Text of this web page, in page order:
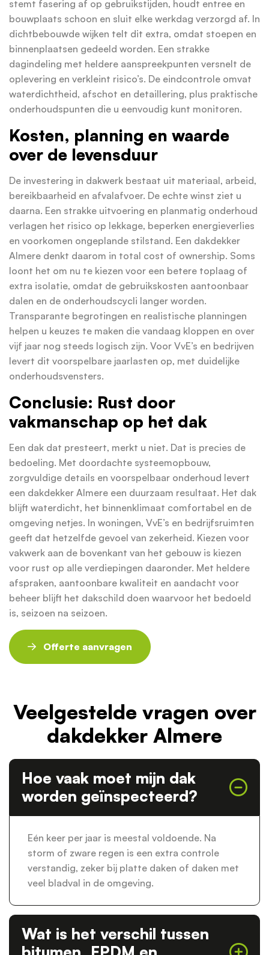
stemt fasering af op gebruikstijden, houdt entree en
bouwplaats schoon en sluit elke werkdag verzorgd af. In
dichtbebouwde wijken telt dit extra, omdat stoepen en
binnenplaatsen gedeeld worden. Een strakke
dagindeling met heldere aanspreekpunten versnelt de
oplevering en verkleint risico’s. De eindcontrole omvat
waterdichtheid, afschot en detaillering, plus praktische
onderhoudspunten die u eenvoudig kunt monitoren.
Kosten, planning en waarde
over de levensduur
De investering in dakwerk bestaat uit materiaal, arbeid,
bereikbaarheid en afvalafvoer. De echte winst ziet u
daarna. Een strakke uitvoering en planmatig onderhoud
verlagen het risico op lekkage, beperken energieverlies
en voorkomen ongeplande stilstand. Een dakdekker
Almere denkt daarom in total cost of ownership. Soms
loont het om nu te kiezen voor een betere toplaag of
extra isolatie, omdat de gebruikskosten aantoonbaar
dalen en de onderhoudscycli langer worden.
Transparante begrotingen en realistische planningen
helpen u keuzes te maken die vandaag kloppen en over
vijf jaar nog steeds logisch zijn. Voor VvE’s en bedrijven
levert dit voorspelbare jaarlasten op, met duidelijke
onderhoudsvensters.
Conclusie: Rust door
vakmanschap op het dak
Een dak dat presteert, merkt u niet. Dat is precies de
bedoeling. Met doordachte systeemopbouw,
zorgvuldige details en voorspelbaar onderhoud levert
een dakdekker Almere een duurzaam resultaat. Het dak
blijft waterdicht, het binnenklimaat comfortabel en de
omgeving netjes. In woningen, VvE’s en bedrijfsruimten
geeft dat hetzelfde gevoel van zekerheid. Kiezen voor
vakwerk aan de bovenkant van het gebouw is kiezen
voor rust op alle verdiepingen daaronder. Met heldere
afspraken, aantoonbare kwaliteit en aandacht voor
beheer blijft het dakschild doen waarvoor het bedoeld
is, seizoen na seizoen.
Offerte aanvragen
Veelgestelde vragen over
dakdekker Almere
Hoe vaak moet mijn dak
worden geïnspecteerd?
Eén keer per jaar is meestal voldoende. Na
storm of zware regen is een extra controle
verstandig, zeker bij platte daken of daken met
veel bladval in de omgeving.
Wat is het verschil tussen